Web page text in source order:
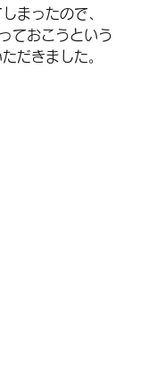
まったので、
ておこうという
だきました。